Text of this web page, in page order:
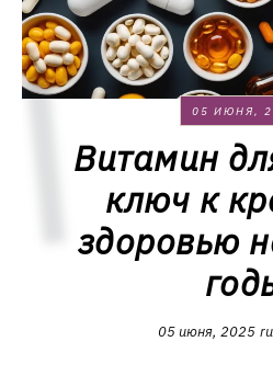
05 ИЮНЯ,
Витамин
ключ к
здоровью
05 июня, 2025